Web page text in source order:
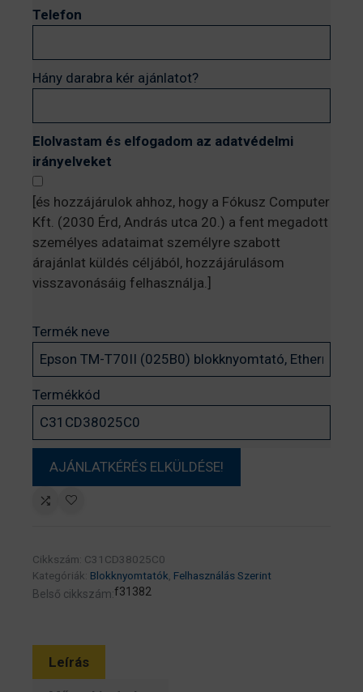
Telefon
Hány darabra kér ajánlatot?
Elolvastam és elfogadom az adatvédelmi
irányelveket
[és hozzájárulok ahhoz, hogy a Fókusz Computer
Kft. (2030 Érd, András utca 20.) a fent megadott
személyes adataimat személyre szabott
árajánlat küldés céljából, hozzájárulásom
visszavonásáig felhasználja.]
Termék neve
Termékkód
Cikkszám: C31CD38025C0
Kategóriák: Blokknyomtatók, Felhasználás Szerint
Belső cikkszám:f31382
Leírás